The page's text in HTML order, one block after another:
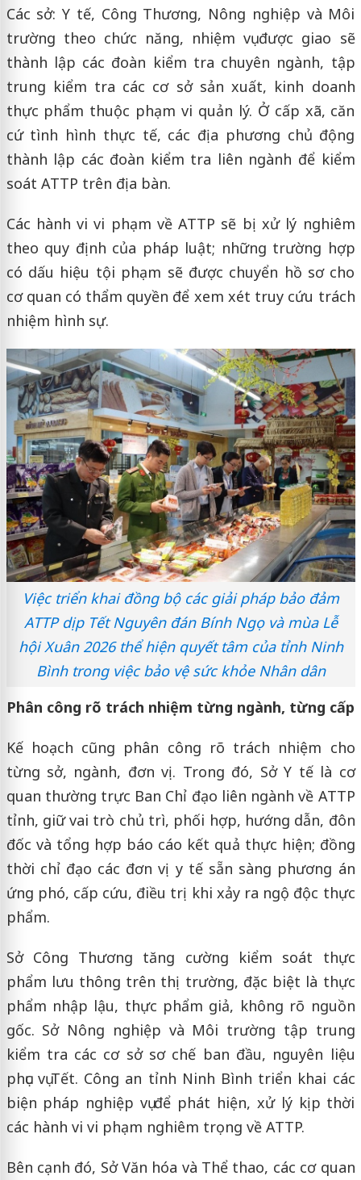
Các sở: Y tế, Công Thương, Nông nghiệp và Môi
trường theo chức năng, nhiệm vụ được giao sẽ
thành lập các đoàn kiểm tra chuyên ngành, tập
trung kiểm tra các cơ sở sản xuất, kinh doanh
thực phẩm thuộc phạm vi quản lý. Ở cấp xã, căn
cứ tình hình thực tế, các địa phương chủ động
thành lập các đoàn kiểm tra liên ngành để kiểm
soát ATTP trên địa bàn.
Các hành vi vi phạm về ATTP sẽ bị xử lý nghiêm
theo quy định của pháp luật; những trường hợp
có dấu hiệu tội phạm sẽ được chuyển hồ sơ cho
cơ quan có thẩm quyền để xem xét truy cứu trách
nhiệm hình sự.
Việc triển khai đồng bộ các giải pháp bảo đảm
ATTP dịp Tết Nguyên đán Bính Ngọ và mùa Lễ
hội Xuân 2026 thể hiện quyết tâm của tỉnh Ninh
Bình trong việc bảo vệ sức khỏe Nhân dân
Phân công rõ trách nhiệm từng ngành, từng cấp
Kế hoạch cũng phân công rõ trách nhiệm cho
từng sở, ngành, đơn vị. Trong đó, Sở Y tế là cơ
quan thường trực Ban Chỉ đạo liên ngành về ATTP
tỉnh, giữ vai trò chủ trì, phối hợp, hướng dẫn, đôn
đốc và tổng hợp báo cáo kết quả thực hiện; đồng
thời chỉ đạo các đơn vị y tế sẵn sàng phương án
ứng phó, cấp cứu, điều trị khi xảy ra ngộ độc thực
phẩm.
Sở Công Thương tăng cường kiểm soát thực
phẩm lưu thông trên thị trường, đặc biệt là thực
phẩm nhập lậu, thực phẩm giả, không rõ nguồn
gốc. Sở Nông nghiệp và Môi trường tập trung
kiểm tra các cơ sở sơ chế ban đầu, nguyên liệu
phục vụ Tết. Công an tỉnh Ninh Bình triển khai các
biện pháp nghiệp vụ để phát hiện, xử lý kịp thời
các hành vi vi phạm nghiêm trọng về ATTP.
Bên cạnh đó, Sở Văn hóa và Thể thao, các cơ quan